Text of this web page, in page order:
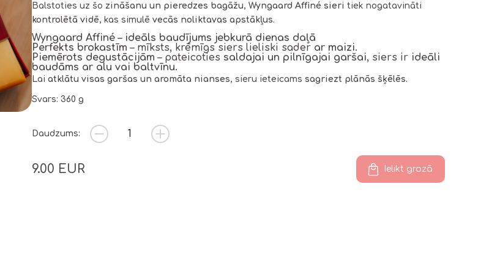
Balstoties uz šo zināšanu un pieredzes bagāžu, Wyngaard Affiné sieri tiek nogatavināti
kontrolētā vidē, kas simulē vecās noliktavas apstākļus.
Wyngaard Affiné – ideāls baudījums jebkurā dienas daļā
Perfekts brokastīm – mīksts, krēmīgs siers lieliski sader ar maizi.
Piemērots degustācijām – pateicoties saldajai un pilnīgajai garšai, siers ir ideāli
baudāms ar alu vai baltvīnu.
Lai atklātu visas garšas un aromāta nianses, sieru ieteicams sagriezt plānās šķēlēs.
Svars: 360 g
Daudzums:
9.00 EUR Ielikt grozā